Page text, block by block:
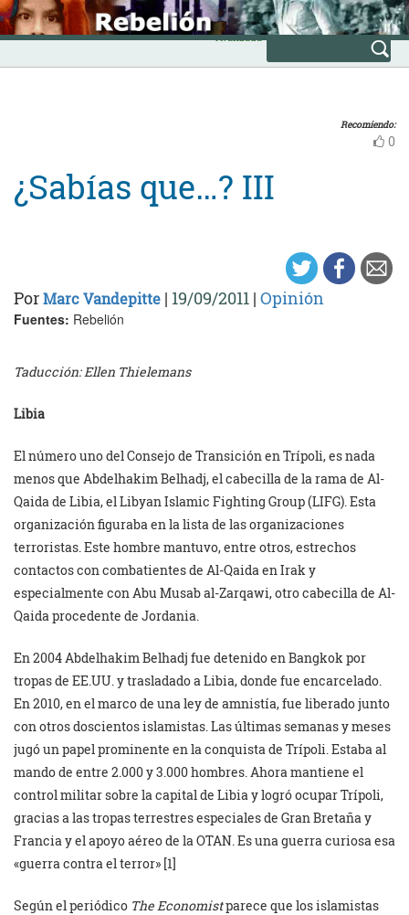
Skip
to
content
INICIO
Avanzada
Recomiendo:
0
¿Sabías que…? III
PorMarc Vandepitte | 19/09/2011 | Opinión
Fuentes: Rebelión
Taducción: Ellen Thielemans
Libia
El número uno del Consejo de Transición en Trípoli, es nada
menos que Abdelhakim Belhadj, el cabecilla de la rama de Al-
Qaida de Libia, el Libyan Islamic Fighting Group (LIFG). Esta
organización figuraba en la lista de las organizaciones
terroristas. Este hombre mantuvo, entre otros, estrechos
contactos con combatientes de Al-Qaida en Irak y
especialmente con Abu Musab al-Zarqawi, otro cabecilla de Al-
Qaida procedente de Jordania.
En 2004 Abdelhakim Belhadj fue detenido en Bangkok por
tropas de EE.UU. y trasladado a Libia, donde fue encarcelado.
En 2010, en el marco de una ley de amnistía, fue liberado junto
con otros doscientos islamistas. Las últimas semanas y meses
jugó un papel prominente en la conquista de Trípoli. Estaba al
mando de entre 2.000 y 3.000 hombres. Ahora mantiene el
control militar sobre la capital de Libia y logró ocupar Trípoli,
gracias a las tropas terrestres especiales de Gran Bretaña y
Francia y el apoyo aéreo de la OTAN. Es una guerra curiosa esa
«guerra contra el terror» [1]
Según el periódico The Economistparece que los islamistas